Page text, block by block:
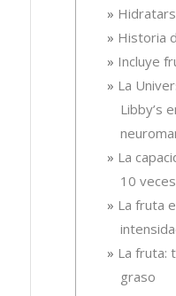
Historia
Incluye
La
Libby’s
La
10
La fruta
La fruta:
graso